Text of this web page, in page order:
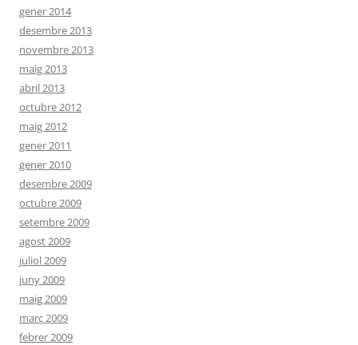
gener 2014
desembre 2013
novembre 2013
maig 2013
abril 2013
octubre 2012
maig 2012
gener 2011
gener 2010
desembre 2009
octubre 2009
setembre 2009
agost 2009
juliol 2009
juny 2009
maig 2009
març 2009
febrer 2009